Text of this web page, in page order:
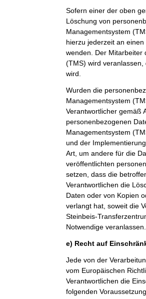
Sofern einer der oben
Löschung von
Managementsystem
hierzu jederzeit an
wenden. Der Mitarbeiter
(TMS) wird
wird.
Wurden die
Managementsystem
Verantwortlicher gemäß
personenbezogenen
Managementsystem
und der
Art, um andere für die
veröffentlichten
setzen, dass die
Verantwortlichen die
Daten oder von Kopien
verlangt hat, soweit die
Steinbeis-
Notwendige veranlassen.
e) Recht auf
Jede von der
vom Europäischen
Verantwortlichen die
folgenden